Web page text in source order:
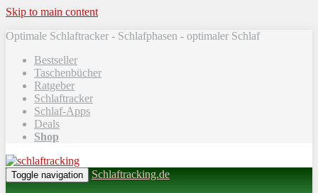
Skip to main content
Optimale Schlaftracker - Schlafphasen - optimaler Schlaf
Bestseller
Taschenbücher
Ratgeber
Schlaftracker
Schlaf-Apps
Deals
Shop
Toggle navigation Schlaftracking.de